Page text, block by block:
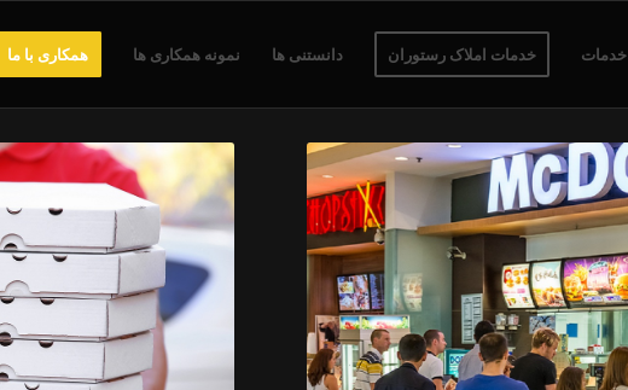
خدمات خدمات املاک رستوران دانستنی ها نمونه همکاری ها همکاری با ما